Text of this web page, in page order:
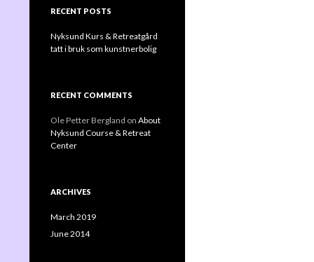
CENTRE – a wonderful little gem
RECENT POSTS
Nyksund Kurs & Retreatgård
tatt i bruk som kunstnerbolig
RECENT COMMENTS
Ole Petter Bergland on About
Nyksund Course & Retreat
Center
ARCHIVES
March 2019
June 2014